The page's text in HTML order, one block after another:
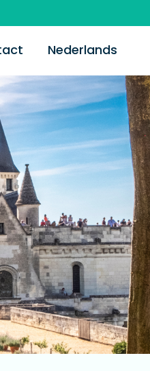
Nederlands